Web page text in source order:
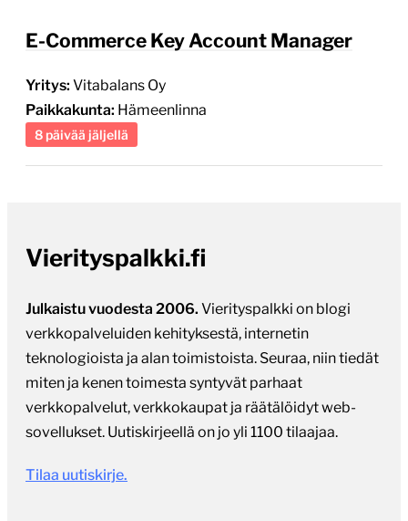
E-Commerce Key Account Manager
Yritys: Vitabalans Oy
Paikkakunta: Hämeenlinna
8 päivää jäljellä
Vierityspalkki.fi
Julkaistu vuodesta 2006. Vierityspalkki on blogi
verkkopalveluiden kehityksestä, internetin
teknologioista ja alan toimistoista. Seuraa, niin tiedät
miten ja kenen toimesta syntyvät parhaat
verkkopalvelut, verkkokaupat ja räätälöidyt web-
sovellukset. Uutiskirjeellä on jo yli 1100 tilaajaa.
Tilaa uutiskirje.